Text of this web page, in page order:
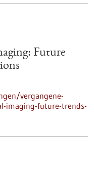
Future
vergangene-
imaging-future-trends-